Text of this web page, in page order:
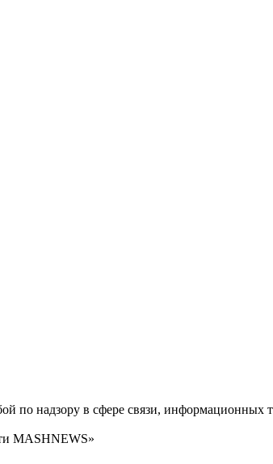
надзору в сфере связи, информационных
MASHNEWS»